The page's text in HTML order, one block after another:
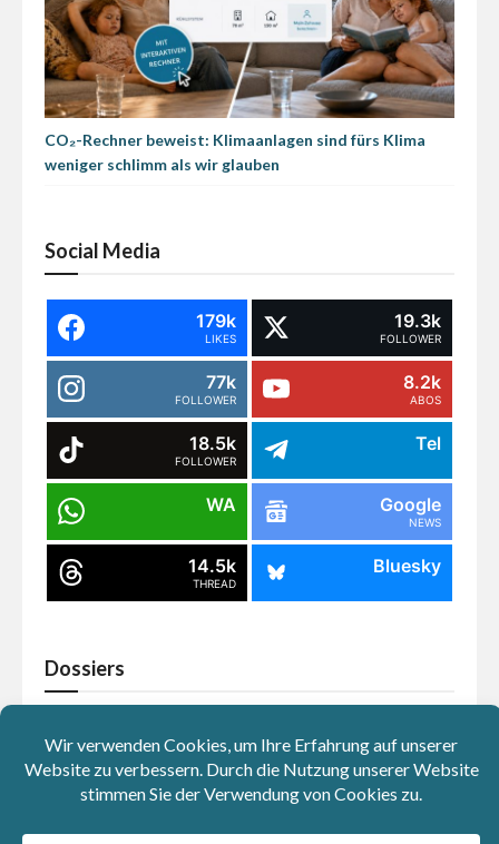
CO₂-Rechner beweist: Klimaanlagen sind fürs Klima
weniger schlimm als wir glauben
Social Media
179k
LIKES
19.3k
FOLLOWER
77k
FOLLOWER
8.2k
ABOS
18.5k
FOLLOWER
Tel
WA Google
NEWS
14.5k
THREAD
Bluesky
Dossiers